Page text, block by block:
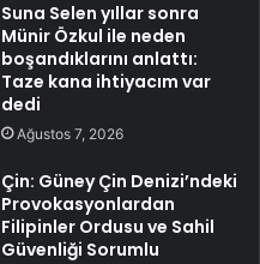
Suna Selen yıllar sonra
Münir Özkul ile neden
boşandıklarını anlattı:
Taze kana ihtiyacım var
dedi
Ağustos 7, 2026
Çin: Güney Çin Denizi’ndeki
Provokasyonlardan
Filipinler Ordusu ve Sahil
Güvenliği Sorumlu